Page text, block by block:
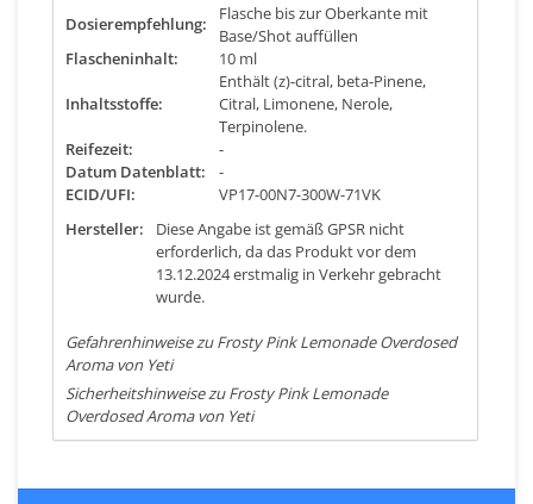
Dosierempfehlung:
Flasche bis zur Oberkante mit
Base/Shot auffüllen
Flascheninhalt:
10 ml
Inhaltsstoffe:
Enthält (z)-citral, beta-Pinene,
Citral, Limonene, Nerole,
Terpinolene.
Reifezeit:
-
Datum Datenblatt:
-
ECID/UFI:
VP17-00N7-300W-71VK
Hersteller:
Diese Angabe ist gemäß GPSR nicht
erforderlich, da das Produkt vor dem
13.12.2024 erstmalig in Verkehr gebracht
wurde.
Gefahrenhinweise zu Frosty Pink Lemonade Overdosed
Aroma von Yeti
Sicherheitshinweise zu Frosty Pink Lemonade
Overdosed Aroma von Yeti